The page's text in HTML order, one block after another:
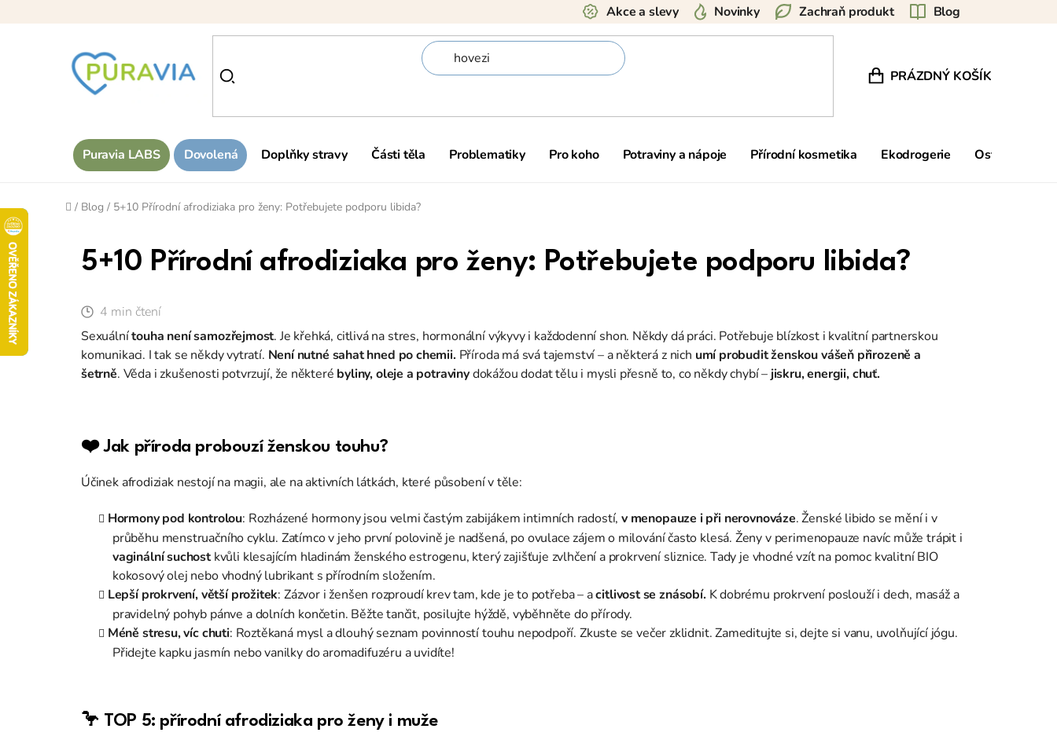
Blog
Zachraň produkt
Novinky
Akce a slevy
NÁKUPNÍ KOŠÍK
PRÁZDNÝ KOŠÍK
Puravia LABS Dovolená Doplňky stravy Části těla Problematiky Pro koho Potraviny a nápoje Přírodní kosmetika Ekodrogerie Ostatní
Domů
/ Blog / 5+10 Přírodní afrodiziaka pro ženy: Potřebujete podporu libida?
5+10 Přírodní afrodiziaka pro ženy: Potřebujete podporu libida?
4 min čtení
Sexuálnítouha není samozřejmost. Je křehká, citlivá na stres, hormonální výkyvy i každodenní shon. Někdy dá práci. Potřebuje blízkost i kvalitní partnerskou
komunikaci. I tak se někdy vytratí. Není nutné sahat hned po chemii. Příroda má svá tajemství – a některá z nich umí probudit ženskou vášeň přirozeně a
šetrně. Věda i zkušenosti potvrzují, že některé byliny, oleje a potravinydokážou dodat tělu i mysli přesně to, co někdy chybí – jiskru, energii, chuť.
❤️ Jak příroda probouzí ženskou touhu?
Účinek afrodiziak nestojí na magii, ale na aktivních látkách, které působení v těle:
Hormony pod kontrolou: Rozházené hormony jsou velmi častým zabijákem intimních radostí,v menopauze i při nerovnováze. Ženské libido se mění i v
průběhu menstruačního cyklu. Zatímco v jeho první polovině je nadšená, po ovulace zájem o milování často klesá. Ženy v perimenopauze navíc může trápit i
vaginální suchostkvůli klesajícím hladinám ženského estrogenu, který zajišťuje zvlhčení a prokrvení sliznice. Tady je vhodné vzít na pomoc kvalitní BIO
kokosový olej nebo vhodný lubrikant s přírodním složením.
Lepší prokrvení, větší prožitek: Zázvor i ženšen rozproudí krev tam, kde je to potřeba – acitlivost se znásobí. K dobrému prokrvení poslouží i dech, masáž a
pravidelný pohyb pánve a dolních končetin. Běžte tančit, posilujte hýždě, vyběhněte do přírody.
Méně stresu, víc chuti: Roztěkaná mysl a dlouhý seznam povinností touhu nepodpoří. Zkuste se večer zklidnit. Zameditujte si, dejte si vanu, uvolňující jógu.
Přidejte kapku jasmín nebo vanilky do aromadifuzéru a uvidíte!
🦩 TOP 5: přírodní afrodiziaka pro ženy i muže